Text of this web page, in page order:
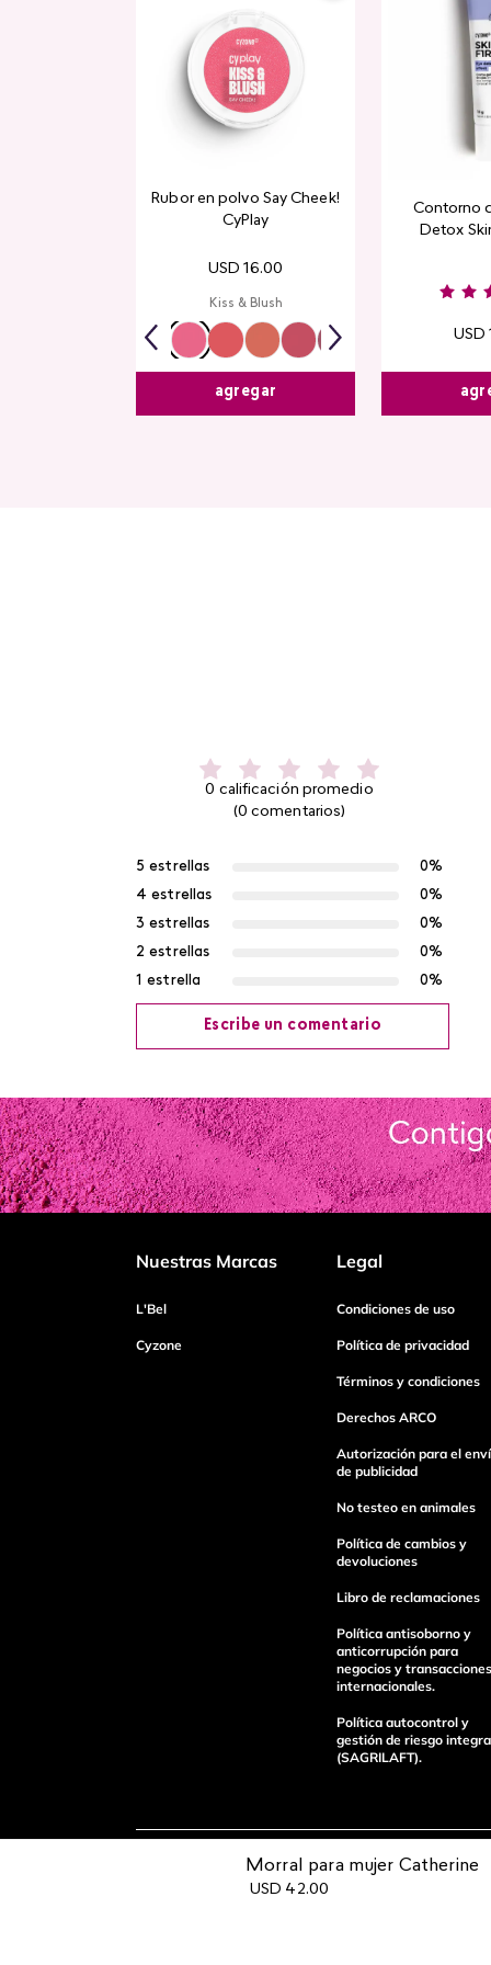
Morral para mujer Catherine
USD 42.00
Rubor en polvo Say Cheek!
CyPlay
USD 16.00
Kiss & Blush
agregar
Contorno
Detox
USD
0 calificación promedio
(0 comentarios)
5 estrellas
0%
4 estrellas
0%
3 estrellas
0%
2 estrellas
0%
1 estrella
0%
Escribe un comentario
Agregar comentario
Título
Tu nombre
Nuestras Marcas
L'Bel
Cyzone
Legal
Condiciones de uso
Política de privacidad
Términos y condiciones
Derechos ARCO
Autorización para el
de publicidad
No testeo en animales
Política de cambios y
devoluciones
Libro de reclamaciones
Política antisoborno y
anticorrupción para
negocios y transacciones
internacionales.
Política autocontrol y
gestión de riesgo
(SAGRILAFT).
Pagos 100%
Entregas a todo